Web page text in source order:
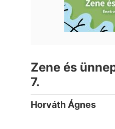
Zene és
7.
Horváth Ágnes